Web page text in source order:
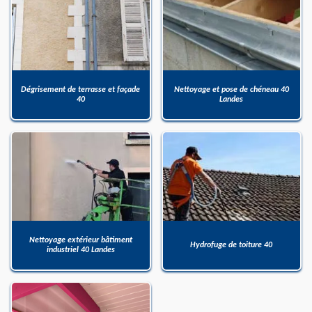
Dégrisement de terrasse et façade
40
Nettoyage et pose de chéneau 40
Landes
Nettoyage extérieur bâtiment
industriel 40 Landes
Hydrofuge de toiture 40